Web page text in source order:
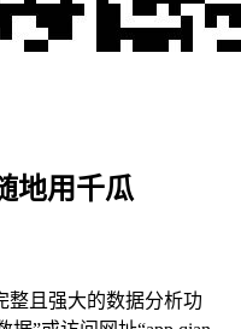
地用千瓜
整且强大的数据分析功